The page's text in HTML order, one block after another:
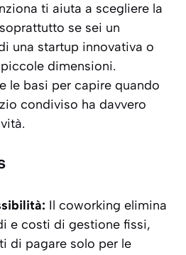
ti aiuta a scegliere la
se sei un
una startup innovativa o
dimensioni.
le basi per capire quando
condiviso ha davvero
Il coworking elimina
e costi di gestione fissi,
di pagare solo per le